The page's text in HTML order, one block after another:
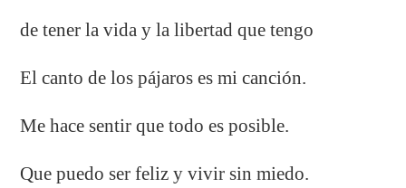
de tener la vida y la libertad que tengo
El canto de los pájaros es mi canción.
Me hace sentir que todo es posible.
Que puedo ser feliz y vivir sin miedo.